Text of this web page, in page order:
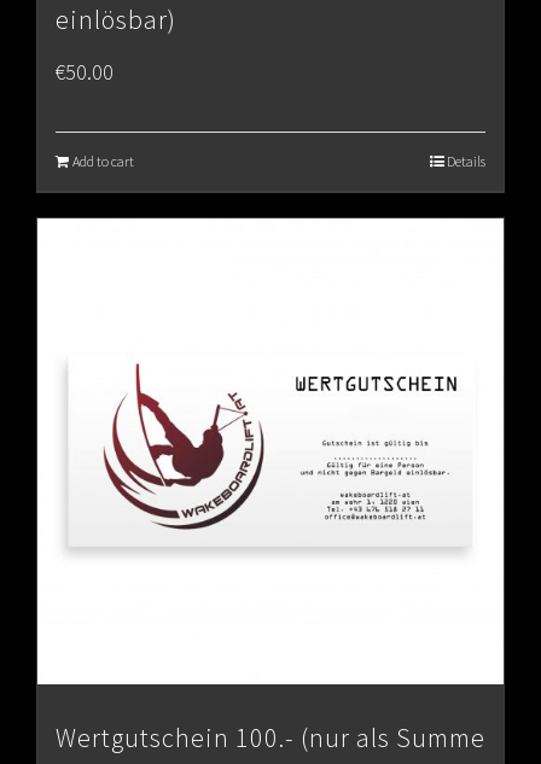
einlösbar)
€50.00
Add to cart Details
Wertgutschein 100.- (nur als Summe